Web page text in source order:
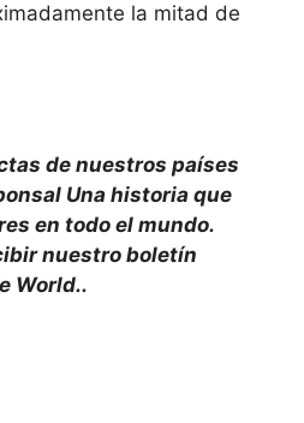
la mitad de
de nuestros países
Una historia que
en todo el mundo.
nuestro boletín
World..